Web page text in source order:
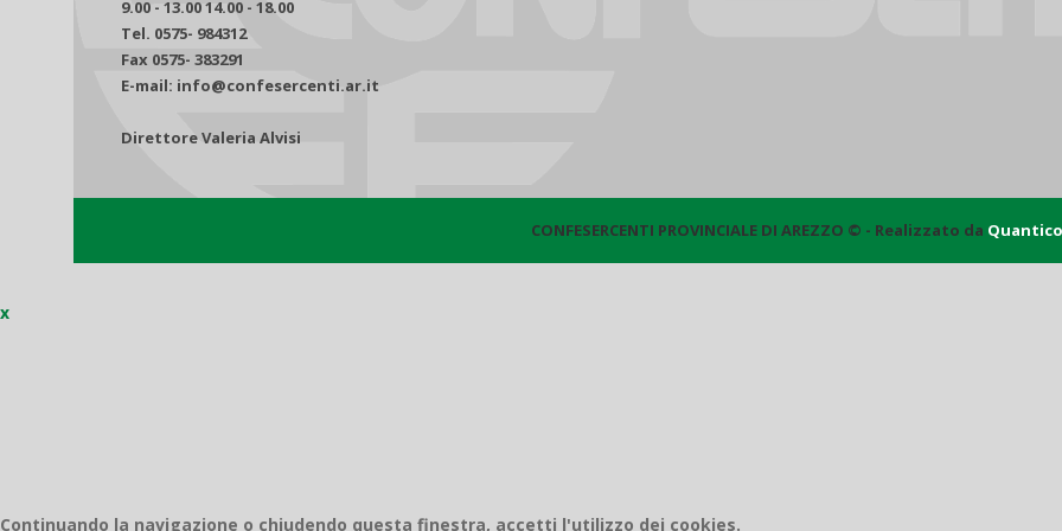
9.00 - 13.00 14.00 - 18.00
Tel. 0575- 984312
Fax 0575- 383291
E-mail: info@confesercenti.ar.it
Direttore Valeria Alvisi
CONFESERCENTI PROVINCIALE DI AREZZO © - Realizzato da Quantico
x
Continuando la navigazione o chiudendo questa finestra, accetti l'utilizzo dei cookies.